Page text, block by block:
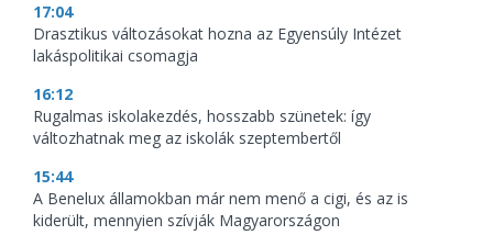
17:04
Drasztikus változásokat hozna az Egyensúly Intézet
lakáspolitikai csomagja
16:12
Rugalmas iskolakezdés, hosszabb szünetek: így
változhatnak meg az iskolák szeptembertől
15:44
A Benelux államokban már nem menő a cigi, és az is
kiderült, mennyien szívják Magyarországon